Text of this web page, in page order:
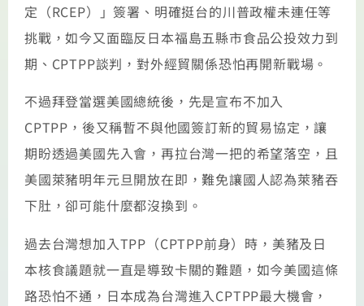
定（RCEP）」簽署、明確挺台的川普政權未連任等
挑戰，如今又面臨反日本福島五縣市食品公投效力到
期、CPTPP談判，對外經貿關係恐怕再開新戰場。
不過拜登當選美國總統後，先是宣布不加入
CPTPP，後又稱暫不與他國簽訂新的貿易協定，讓
期盼透過美國先入會，再拉台灣一把的希望落空，且
美國萊豬明年元旦開放在即，難免讓國人認為萊豬吞
下肚，卻可能什麼都沒換到。
過去台灣想加入TPP（CPTPP前身）時，美豬及日
本核食議題就一直是導致卡關的難題，如今美國這條
路恐怕不通，日本成為台灣進入CPTPP最大機會，